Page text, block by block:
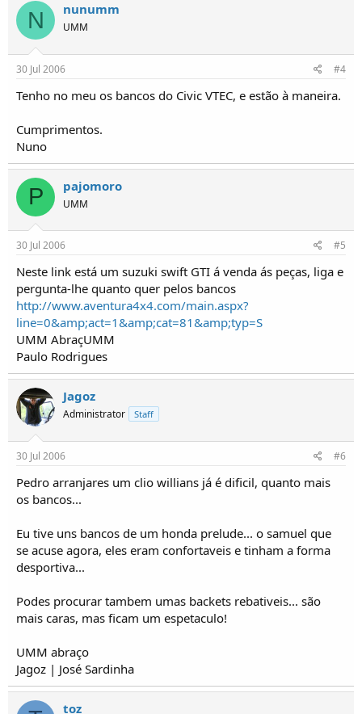
N nunumm
UMM
30 Jul 2006 #4
Tenho no meu os bancos do Civic VTEC, e estão à maneira.
Cumprimentos.
Nuno
P pajomoro
UMM
30 Jul 2006 #5
Neste link está um suzuki swift GTI á venda ás peças, liga e
pergunta-lhe quanto quer pelos bancos
http://www.aventura4x4.com/main.aspx?
line=0&amp;act=1&amp;cat=81&amp;typ=S
UMM AbraçUMM
Paulo Rodrigues
Jagoz
Administrator Staff
30 Jul 2006 #6
Pedro arranjares um clio willians já é dificil, quanto mais
os bancos...
Eu tive uns bancos de um honda prelude... o samuel que
se acuse agora, eles eram confortaveis e tinham a forma
desportiva...
Podes procurar tambem umas backets rebativeis... são
mais caras, mas ficam um espetaculo!
UMM abraço
Jagoz | José Sardinha
toz